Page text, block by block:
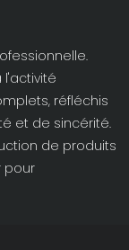
réfléchis
et de sincérité.
de produits
pour